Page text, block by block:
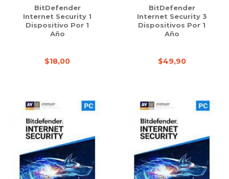
BitDefender
Internet Security 1
Dispositivo Por 1
Año
$18,00
BitDefender
Internet Security 3
Dispositivos Por 1
Año
$49,90